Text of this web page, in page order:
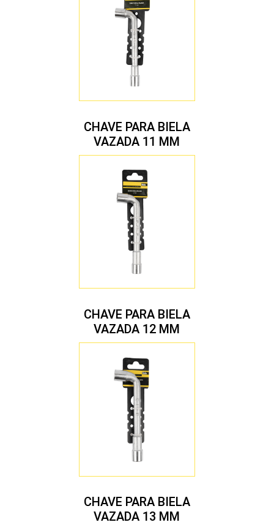
CHAVE PARA BIELA
VAZADA 11 MM
CHAVE PARA BIELA
VAZADA 12 MM
CHAVE PARA BIELA
VAZADA 13 MM